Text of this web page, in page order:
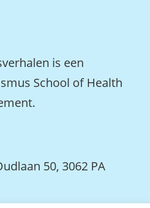
is een
School of Health
50, 3062 PA